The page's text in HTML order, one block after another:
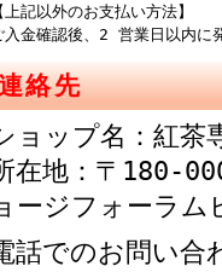
上記以外のお支払い方法】
入金確認後、2 営業日以内に
絡先
ョップ名：紅
在地：〒180-
ージフォーラム
話でのお問い